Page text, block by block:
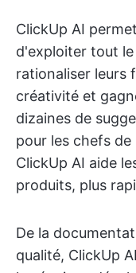
ClickUp AI
d'exploiter tout
rationaliser leurs
créativité et
dizaines de
pour les chefs
ClickUp AI aide
produits, plus
De la
qualité, ClickUp